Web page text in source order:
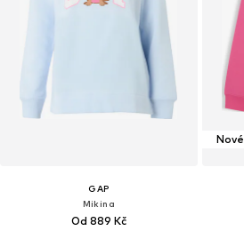
GAP
Mikina
Od 889 Kč
Nové